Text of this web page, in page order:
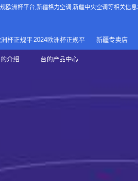
欧洲杯平台,新疆格力空调,新疆中央空调等相关信息
杯正规平
介绍
正规欧洲
2024欧洲杯正规平
台的产品中心
家庭中央空调
家用空调
新疆专卖店